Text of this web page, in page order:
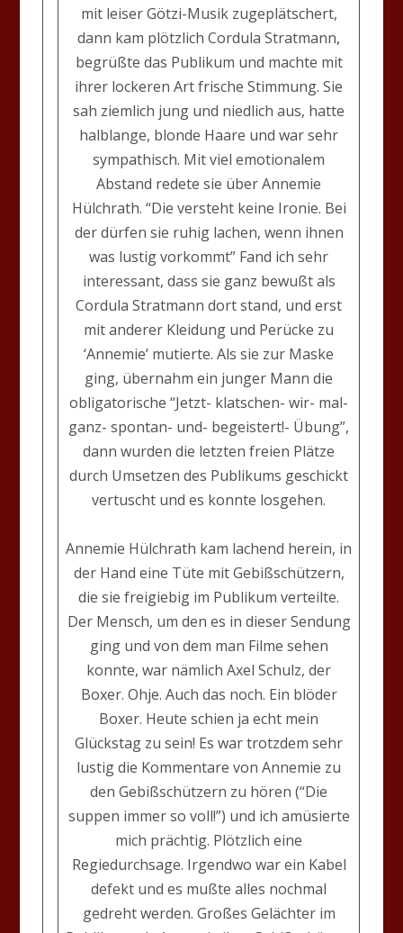
mit leiser Götzi-Musik zugeplätschert,
dann kam plötzlich Cordula Stratmann,
begrüßte das Publikum und machte mit
ihrer lockeren Art frische Stimmung. Sie
sah ziemlich jung und niedlich aus, hatte
halblange, blonde Haare und war sehr
sympathisch. Mit viel emotionalem
Abstand redete sie über Annemie
Hülchrath. “Die versteht keine Ironie. Bei
der dürfen sie ruhig lachen, wenn ihnen
was lustig vorkommt” Fand ich sehr
interessant, dass sie ganz bewußt als
Cordula Stratmann dort stand, und erst
mit anderer Kleidung und Perücke zu
‘Annemie’ mutierte. Als sie zur Maske
ging, übernahm ein junger Mann die
obligatorische “Jetzt- klatschen- wir- mal-
ganz- spontan- und- begeistert!- Übung”,
dann wurden die letzten freien Plätze
durch Umsetzen des Publikums geschickt
vertuscht und es konnte losgehen.
Annemie Hülchrath kam lachend herein, in
der Hand eine Tüte mit Gebißschützern,
die sie freigiebig im Publikum verteilte.
Der Mensch, um den es in dieser Sendung
ging und von dem man Filme sehen
konnte, war nämlich Axel Schulz, der
Boxer. Ohje. Auch das noch. Ein blöder
Boxer. Heute schien ja echt mein
Glückstag zu sein! Es war trotzdem sehr
lustig die Kommentare von Annemie zu
den Gebißschützern zu hören (“Die
suppen immer so voll!”) und ich amüsierte
mich prächtig. Plötzlich eine
Regiedurchsage. Irgendwo war ein Kabel
defekt und es mußte alles nochmal
gedreht werden. Großes Gelächter im